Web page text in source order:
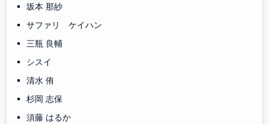
坂本 那紗
サファリ ケイハン
三瓶 良輔
シスイ
清水 侑
杉岡 志保
須藤 はるか